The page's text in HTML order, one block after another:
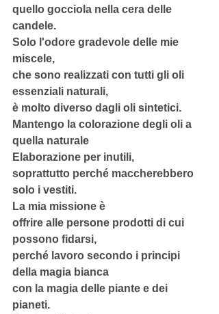
quello gocciola nella cera delle
candele.
Solo l'odore gradevole delle mie
miscele,
che sono realizzati con tutti gli oli
essenziali naturali,
è molto diverso dagli oli sintetici.
Mantengo la colorazione degli oli a
quella naturale
Elaborazione per inutili,
soprattutto perché maccherebbero
solo i vestiti.
La mia missione è
offrire alle persone prodotti di cui
possono fidarsi,
perché lavoro secondo i principi
della magia bianca
con la magia delle piante e dei
pianeti.